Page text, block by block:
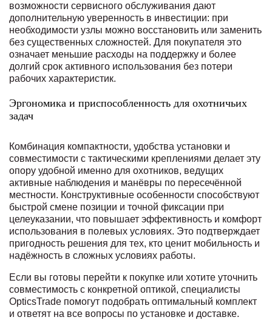
возможности сервисного обслуживания дают
дополнительную уверенность в инвестиции: при
необходимости узлы можно восстановить или заменить
без существенных сложностей. Для покупателя это
означает меньшие расходы на поддержку и более
долгий срок активного использования без потери
рабочих характеристик.
Эргономика и приспособленность для охотничьих
задач
Комбинация компактности, удобства установки и
совместимости с тактическими креплениями делает эту
опору удобной именно для охотников, ведущих
активные наблюдения и манёвры по пересечённой
местности. Конструктивные особенности способствуют
быстрой смене позиции и точной фиксации при
целеуказании, что повышает эффективность и комфорт
использования в полевых условиях. Это подтверждает
пригодность решения для тех, кто ценит мобильность и
надёжность в сложных условиях работы.
Если вы готовы перейти к покупке или хотите уточнить
совместимость с конкретной оптикой, специалисты
OpticsTrade помогут подобрать оптимальный комплект
и ответят на все вопросы по установке и доставке.